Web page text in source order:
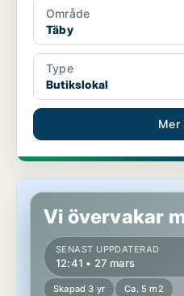
Område
Täby
Type
Butikslokal
Mer
Butikslokal i Täby
Vi övervakar
SENAST UPPDATERAD
12:41 • 27 mars
Skapad 3 yr Ca. 5 m2